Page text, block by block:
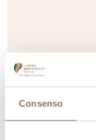
Consenso